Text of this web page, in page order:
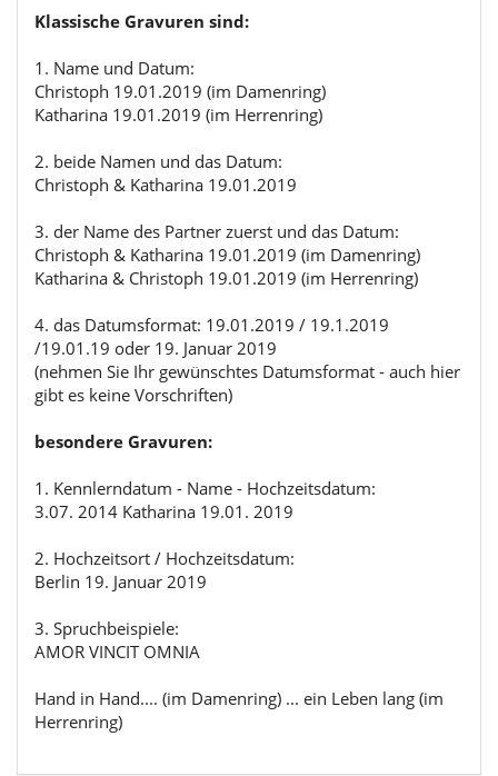
Klassische Gravuren sind:
1. Name und Datum:
Christoph 19.01.2019 (im Damenring)
Katharina 19.01.2019 (im Herrenring)
2. beide Namen und das Datum:
Christoph & Katharina 19.01.2019
3. der Name des Partner zuerst und das Datum:
Christoph & Katharina 19.01.2019 (im Damenring)
Katharina & Christoph 19.01.2019 (im Herrenring)
4. das Datumsformat: 19.01.2019 / 19.1.2019
/19.01.19 oder 19. Januar 2019
(nehmen Sie Ihr gewünschtes Datumsformat - auch hier
gibt es keine Vorschriften)
besondere Gravuren:
1. Kennlerndatum - Name - Hochzeitsdatum:
3.07. 2014 Katharina 19.01. 2019
2. Hochzeitsort / Hochzeitsdatum:
Berlin 19. Januar 2019
3. Spruchbeispiele:
AMOR VINCIT OMNIA
Hand in Hand.... (im Damenring) ... ein Leben lang (im
Herrenring)